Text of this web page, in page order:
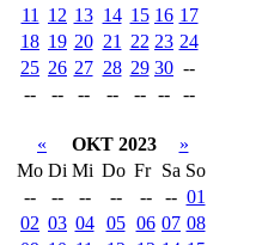
11
12 13 14 15 16 17
18 19 20 21 22 23 24
25 26 27 28 29 30 --
--
-- -- -- -- -- --
« OKT 2023
»
Mo Di Mi Do Fr Sa So
--
-- -- -- -- -- 01
02 03 04 05 06 07 08